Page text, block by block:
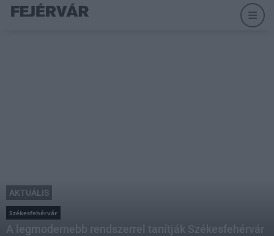
AKTUÁLIS
Székesfehérvár
A legmodernebb rendszerrel tanítják Székesfehérvár